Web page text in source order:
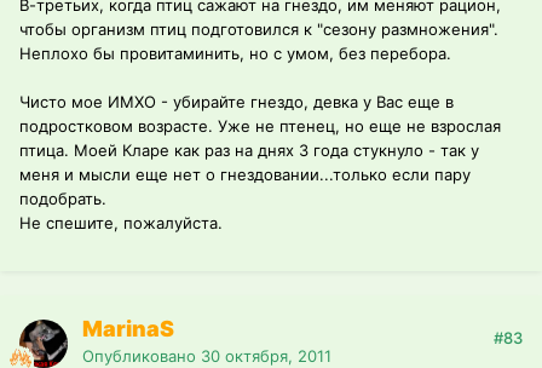
В-третьих, когда птиц сажают на гнездо, им меняют рацион,
чтобы организм птиц подготовился к "сезону размножения".
Неплохо бы провитаминить, но с умом, без перебора.
Чисто мое ИМХО - убирайте гнездо, девка у Вас еще в
подростковом возрасте. Уже не птенец, но еще не взрослая
птица. Моей Кларе как раз на днях 3 года стукнуло - так у
меня и мысли еще нет о гнездовании...только если пару
подобрать.
Не спешите, пожалуйста.
MarinaS
Опубликовано 30 октября, 2011
#83